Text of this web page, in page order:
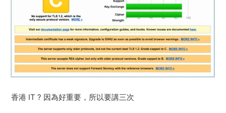
香港 IT ? 因為好重要，所以要講三次